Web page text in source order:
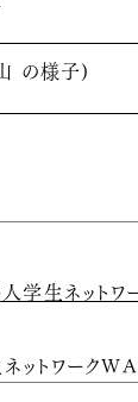
の様子)
学生ネットワ
トワーク